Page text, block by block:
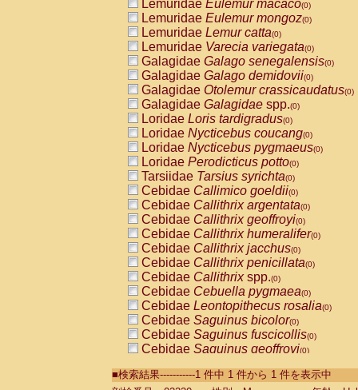
Lemuridae Eulemur macaco(0)
Lemuridae Eulemur mongoz(0)
Lemuridae Lemur catta(0)
Lemuridae Varecia variegata(0)
Galagidae Galago senegalensis(0)
Galagidae Galago demidovii(0)
Galagidae Otolemur crassicaudatus(0)
Galagidae Galagidae spp.(0)
Loridae Loris tardigradus(0)
Loridae Nycticebus coucang(0)
Loridae Nycticebus pygmaeus(0)
Loridae Perodicticus potto(0)
Tarsiidae Tarsius syrichta(0)
Cebidae Callimico goeldii(0)
Cebidae Callithrix argentata(0)
Cebidae Callithrix geoffroyi(0)
Cebidae Callithrix humeralifer(0)
Cebidae Callithrix jacchus(0)
Cebidae Callithrix penicillata(0)
Cebidae Callithrixspp.(0)
Cebidae Cebuella pygmaea(0)
Cebidae Leontopithecus rosalia(0)
Cebidae Saguinus bicolor(0)
Cebidae Saguinus fuscicollis(0)
Cebidae Saguinus geoffroyi(0)
CebidaeSaguinus labiatus(0)
■検索結果-----------1 件中 1 件から 1 件を表示中